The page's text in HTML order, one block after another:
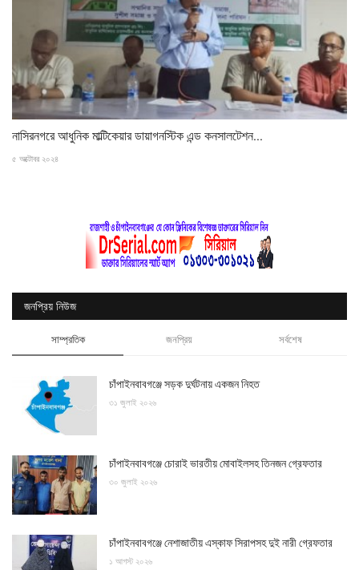
নাসিরনগরে আধুনিক মাল্টিকেয়ার ডায়াগনস্টিক এন্ড কনসালটেশন...
৫ অক্টোবর ২০২৪
জনপ্রিয় নিউজ
সাম্প্রতিক জনপ্রিয় সর্বশেষ
চাঁপাইনবাবগঞ্জে সড়ক দুর্ঘটনায় একজন নিহত
৩১ জুলাই ২০২৬
চাঁপাইনবাবগঞ্জে চোরাই ভারতীয় মোবাইলসহ তিনজন গ্রেফতার
৩০ জুলাই ২০২৬
চাঁপাইনবাবগঞ্জে নেশাজাতীয় এস্কাফ সিরাপসহ দুই নারী গ্রেফতার
১ আগস্ট ২০২৬